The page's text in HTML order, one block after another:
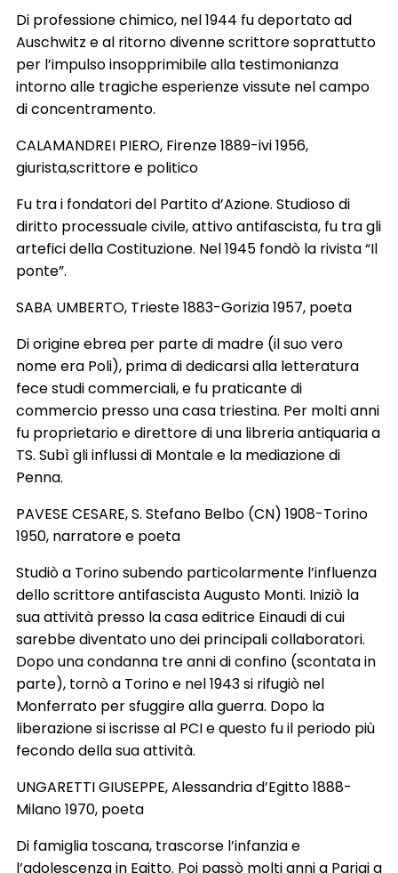
Di professione chimico, nel 1944 fu deportato ad
Auschwitz e al ritorno divenne scrittore soprattutto
per l’impulso insopprimibile alla testimonianza
intorno alle tragiche esperienze vissute nel campo
di concentramento.
CALAMANDREI PIERO, Firenze 1889-ivi 1956,
giurista,scrittore e politico
Fu tra i fondatori del Partito d’Azione. Studioso di
diritto processuale civile, attivo antifascista, fu tra gli
artefici della Costituzione. Nel 1945 fondò la rivista “Il
ponte”.
SABA UMBERTO, Trieste 1883-Gorizia 1957, poeta
Di origine ebrea per parte di madre (il suo vero
nome era Poli), prima di dedicarsi alla letteratura
fece studi commerciali, e fu praticante di
commercio presso una casa triestina. Per molti anni
fu proprietario e direttore di una libreria antiquaria a
TS. Subì gli influssi di Montale e la mediazione di
Penna.
PAVESE CESARE, S. Stefano Belbo (CN) 1908-Torino
1950, narratore e poeta
Studiò a Torino subendo particolarmente l’influenza
dello scrittore antifascista Augusto Monti. Iniziò la
sua attività presso la casa editrice Einaudi di cui
sarebbe diventato uno dei principali collaboratori.
Dopo una condanna tre anni di confino (scontata in
parte), tornò a Torino e nel 1943 si rifugiò nel
Monferrato per sfuggire alla guerra. Dopo la
liberazione si iscrisse al PCI e questo fu il periodo più
fecondo della sua attività.
UNGARETTI GIUSEPPE, Alessandria d’Egitto 1888-
Milano 1970, poeta
Di famiglia toscana, trascorse l’infanzia e
l’adolescenza in Egitto. Poi passò molti anni a Parigi a